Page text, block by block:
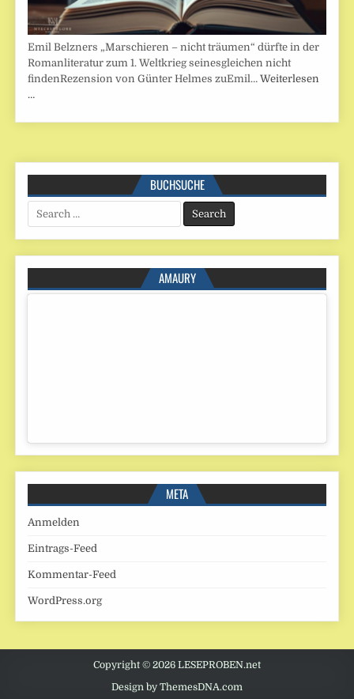
Emil Belzners „Marschieren – nicht träumen“ dürfte in der
Romanliteratur zum 1. Weltkrieg seinesgleichen nicht
findenRezension von Günter Helmes zuEmil…Weiterlesen
…
BUCHSUCHE
Search
for:
AMAURY
META
Anmelden
Eintrags-Feed
Kommentar-Feed
WordPress.org
Copyright © 2026 LESEPROBEN.net
Design by ThemesDNA.com